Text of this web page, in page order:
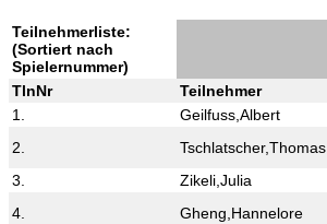
Teilnehmerliste:
(Sortiert nach
Spielernummer)
TlnNr
Teilnehmer
1.
Geilfuss,Albert
2.
Tschlatscher,Thomas
3.
Zikeli,Julia
4.
Gheng,Hannelore